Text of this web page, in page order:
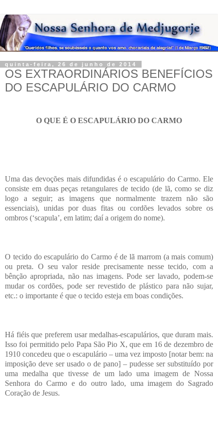
quinta-feira, 26 de junho de 2014
OS EXTRAORDINÁRIOS BENEFÍCIOS
DO ESCAPULÁRIO DO CARMO
O QUE É O ESCAPULÁRIO DO CARMO
Uma das devoções mais difundidas é o escapulário do Carmo. Ele
consiste em duas peças retangulares de tecido (de lã, como se diz
logo a seguir; as imagens que normalmente trazem não são
essenciais), unidas por duas fitas ou cordões levados sobre os
ombros (‘scapula’, em latim; daí a origem do nome).
O tecido do escapulário do Carmo é de lã marrom (a mais comum)
ou preta. O seu valor reside precisamente nesse tecido, com a
bênção apropriada, não nas imagens. Pode ser lavado, podem-se
mudar os cordões, pode ser revestido de plástico para não sujar,
etc.: o importante é que o tecido esteja em boas condições.
Há fiéis que preferem usar medalhas-escapulários, que duram mais.
Isso foi permitido pelo Papa São Pio X, que em 16 de dezembro de
1910 concedeu que o escapulário – uma vez imposto [notar bem: na
imposição deve ser usado o de pano] – pudesse ser substituído por
uma medalha que tivesse de um lado uma imagem de Nossa
Senhora do Carmo e do outro lado, uma imagem do Sagrado
Coração de Jesus.